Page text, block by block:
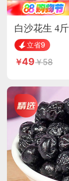
白沙花生 4
25年新花生
立省9
49 58